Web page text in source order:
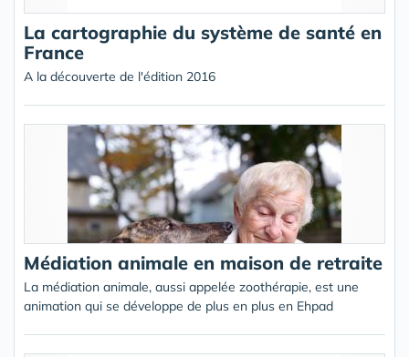
La cartographie du système de santé en
France
A la découverte de l'édition 2016
Médiation animale en maison de retraite
La médiation animale, aussi appelée zoothérapie, est une
animation qui se développe de plus en plus en Ehpad